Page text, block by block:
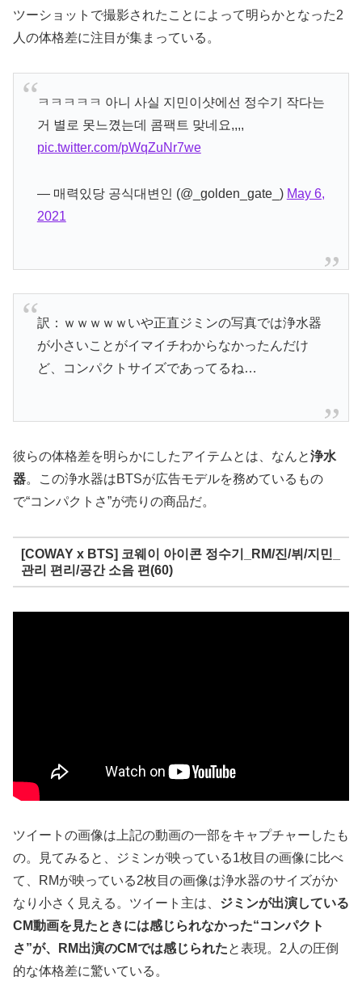
ツーショットで撮影されたことによって明らかとなった2
人の体格差に注目が集まっている。
ㅋㅋㅋㅋㅋ 아니 사실 지민이샷에선 정수기 작다는
거 별로 못느꼈는데 콤팩트 맞네요,,,,
pic.twitter.com/pWqZuNr7we
— 매력있당 공식대변인 (@_golden_gate_) May 6,
2021
訳：ｗｗｗｗｗいや正直ジミンの写真では浄水器
が小さいことがイマイチわからなかったんだけ
ど、コンパクトサイズであってるね…
彼らの体格差を明らかにしたアイテムとは、なんと浄水
器。この浄水器はBTSが広告モデルを務めているもの
で“コンパクトさ”が売りの商品だ。
[COWAY x BTS] 코웨이 아이콘 정수기_RM/진/뷔/지민_
관리 편리/공간 소음 편(60)
ツイートの画像は上記の動画の一部をキャプチャーしたも
の。見てみると、ジミンが映っている1枚目の画像に比べ
て、RMが映っている2枚目の画像は浄水器のサイズがか
なり小さく見える。ツイート主は、 ジミンが出演している
CM動画を見たときには感じられなかった“コンパクト
さ”が、RM出演のCMでは感じられたと表現。2人の圧倒
的な体格差に驚いている。